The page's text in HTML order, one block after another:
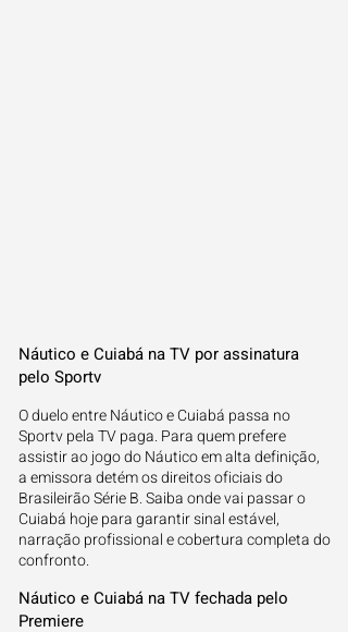
Náutico e Cuiabá na TV por assinatura
pelo Sportv
O duelo entre Náutico e Cuiabá passa no
Sportv pela TV paga. Para quem prefere
assistir ao jogo do Náutico em alta definição,
a emissora detém os direitos oficiais do
Brasileirão Série B. Saiba onde vai passar o
Cuiabá hoje para garantir sinal estável,
narração profissional e cobertura completa do
confronto.
Náutico e Cuiabá na TV fechada pelo
Premiere